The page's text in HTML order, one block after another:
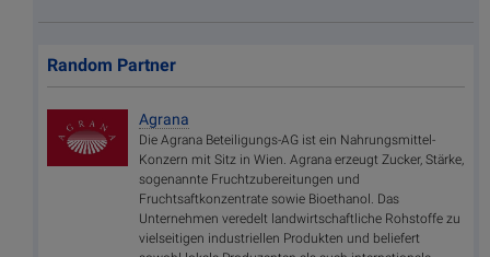
Random Partner
Agrana
Die Agrana Beteiligungs-AG ist ein Nahrungsmittel-
Konzern mit Sitz in Wien. Agrana erzeugt Zucker, Stärke,
sogenannte Fruchtzubereitungen und
Fruchtsaftkonzentrate sowie Bioethanol. Das
Unternehmen veredelt landwirtschaftliche Rohstoffe zu
vielseitigen industriellen Produkten und beliefert